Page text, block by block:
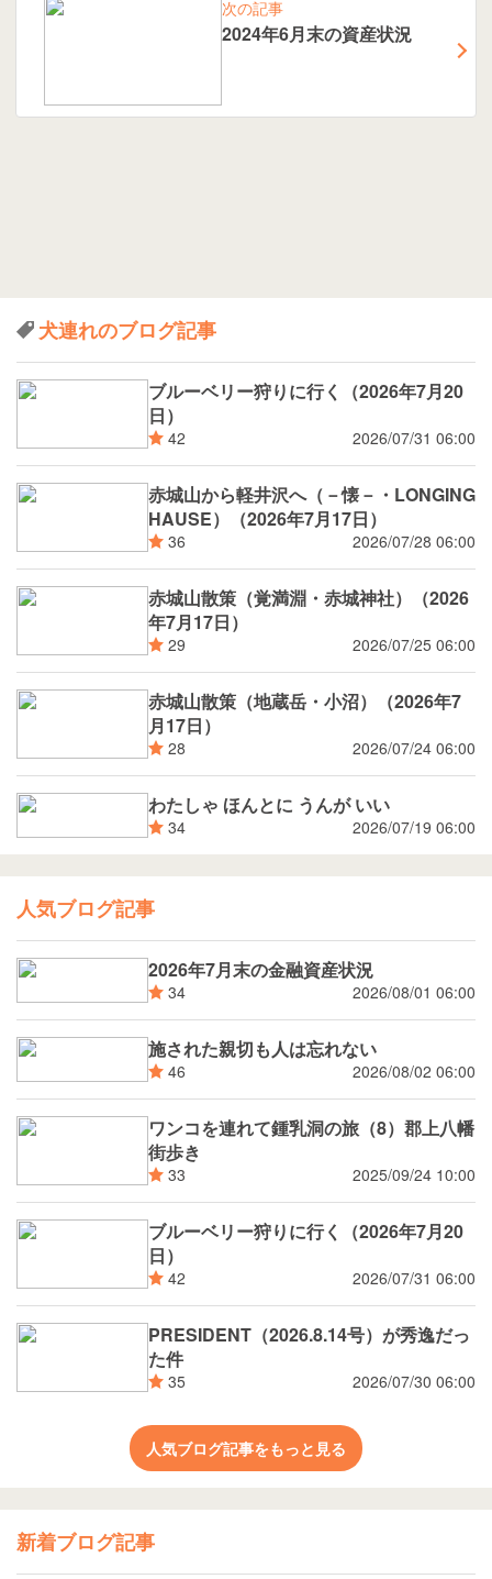
次の記事
2024年6月末の資産状況
犬連れのブログ記事
ブルーベリー狩りに行く（2026年7月20
日）
42 2026/07/31 06:00
赤城山から軽井沢へ（－懐－・LONGING
HAUSE）（2026年7月17日）
36 2026/07/28 06:00
赤城山散策（覚満淵・赤城神社）（2026
年7月17日）
29 2026/07/25 06:00
赤城山散策（地蔵岳・小沼）（2026年7
月17日）
28 2026/07/24 06:00
わたしゃ ほんとに うんが いい
34 2026/07/19 06:00
人気ブログ記事
2026年7月末の金融資産状況
34 2026/08/01 06:00
施された親切も人は忘れない
46 2026/08/02 06:00
ワンコを連れて鍾乳洞の旅（8）郡上八幡
街歩き
33 2025/09/24 10:00
ブルーベリー狩りに行く（2026年7月20
日）
42 2026/07/31 06:00
PRESIDENT（2026.8.14号）が秀逸だっ
た件
35 2026/07/30 06:00
人気ブログ記事をもっと見る
新着ブログ記事